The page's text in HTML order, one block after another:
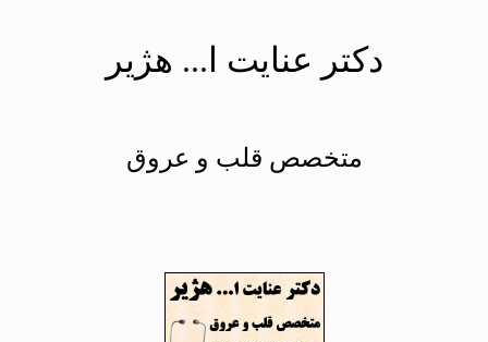
دکتر عنایت ا... هژیر
متخصص قلب و عروق